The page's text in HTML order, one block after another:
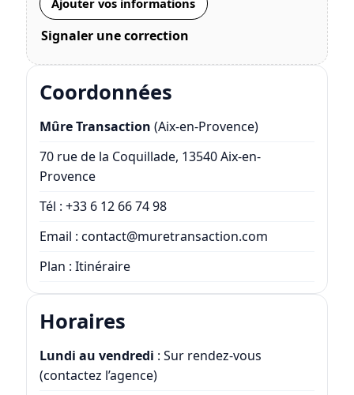
Ajouter vos informations
Signaler une correction
Coordonnées
Mûre Transaction (Aix-en-Provence)
70 rue de la Coquillade, 13540 Aix-en-
Provence
Tél : +33 6 12 66 74 98
Email : contact@muretransaction.com
Plan : Itinéraire
Horaires
Lundi au vendredi : Sur rendez-vous
(contactez l’agence)